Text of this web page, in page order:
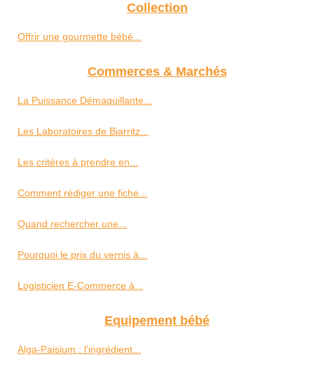
Collection
Offrir une gourmette bébé...
Commerces & Marchés
La Puissance Démaquillante...
Les Laboratoires de Biarritz...
Les critères à prendre en...
Comment rédiger une fiche...
Quand rechercher une...
Pourquoi le prix du vernis à...
Logisticien E-Commerce à...
Equipement bébé
Alga-Paisium : l'ingrédient...